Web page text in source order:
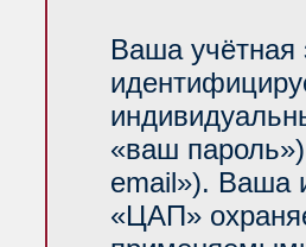
Ваша учётная
«ваш
email»). Ваша
«ЦАП»